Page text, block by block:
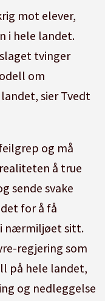
mot elever,
i hele landet.
tvinger
om
sier Tvedt
og må
å true
sende svake
for å få
i nærmiljøet sitt.
regjering som
på hele landet,
og nedleggelse